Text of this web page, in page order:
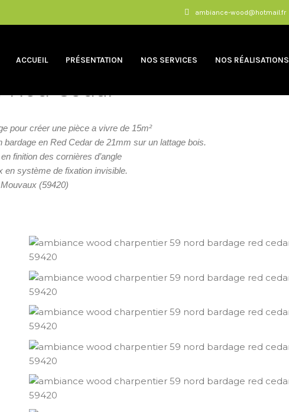
ambiance-wood@hotmail.fr
ACCUEIL PRÉSENTATION NOS SERVICES NOS RÉALISATIONS
Red Cedar
pour créer une pièce a vivre de 15m²
bardage en Red Cedar de 21mm sur un lattage bois.
finition des cornières d’angle
en système de fixation invisible.
(59420)